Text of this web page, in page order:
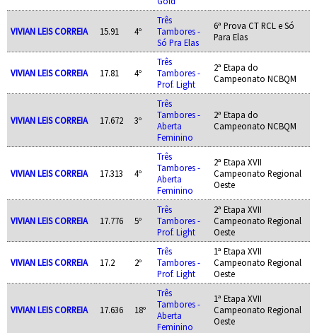
VIVIAN LEIS CORREIA 15.91 4º
Três
Tambores -
Só Pra Elas
6ª Prova CT RCL e Só
Para Elas
VIVIAN LEIS CORREIA 17.81 4º
Três
Tambores -
Prof. Light
2ª Etapa do
Campeonato NCBQM
VIVIAN LEIS CORREIA 17.672 3º
Três
Tambores -
Aberta
Feminino
2ª Etapa do
Campeonato NCBQM
VIVIAN LEIS CORREIA 17.313 4º
Três
Tambores -
Aberta
Feminino
2ª Etapa XVII
Campeonato Regional
Oeste
VIVIAN LEIS CORREIA 17.776 5º
Três
Tambores -
Prof. Light
2ª Etapa XVII
Campeonato Regional
Oeste
VIVIAN LEIS CORREIA 17.2 2º
Três
Tambores -
Prof. Light
1ª Etapa XVII
Campeonato Regional
Oeste
VIVIAN LEIS CORREIA 17.636 18º
Três
Tambores -
Aberta
Feminino
1ª Etapa XVII
Campeonato Regional
Oeste